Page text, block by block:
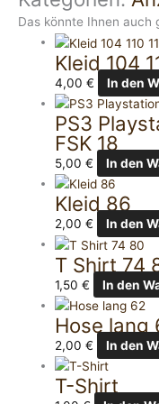
Das könnte Ihnen auch
Kleid 104
4,00€ In den
PS3
FSK 18
5,00€ In den
Kleid 86
2,00€ In den
T Shirt 74
1,50€ In den
Hose lang
2,00€ In den
T-Shirt